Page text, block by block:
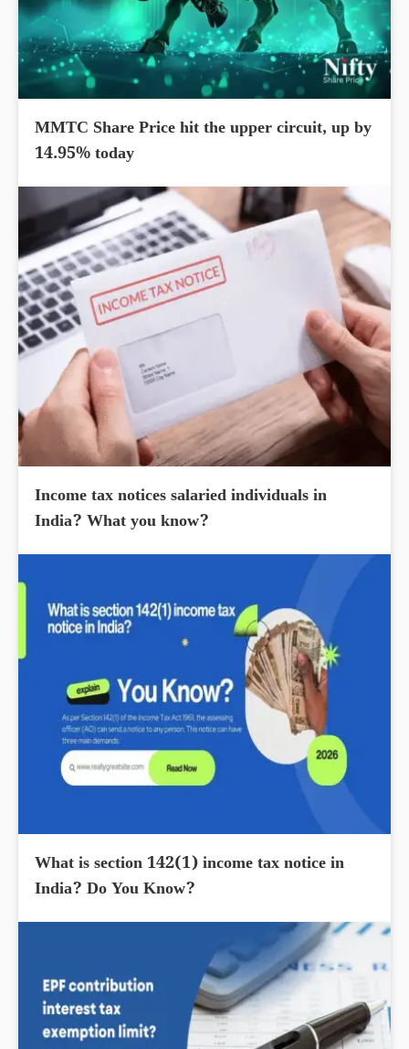
MMTC Share Price hit the upper circuit, up by
14.95% today
Income tax notices salaried individuals in
India? What you know?
What is section 142(1) income tax notice in
India? Do You Know?